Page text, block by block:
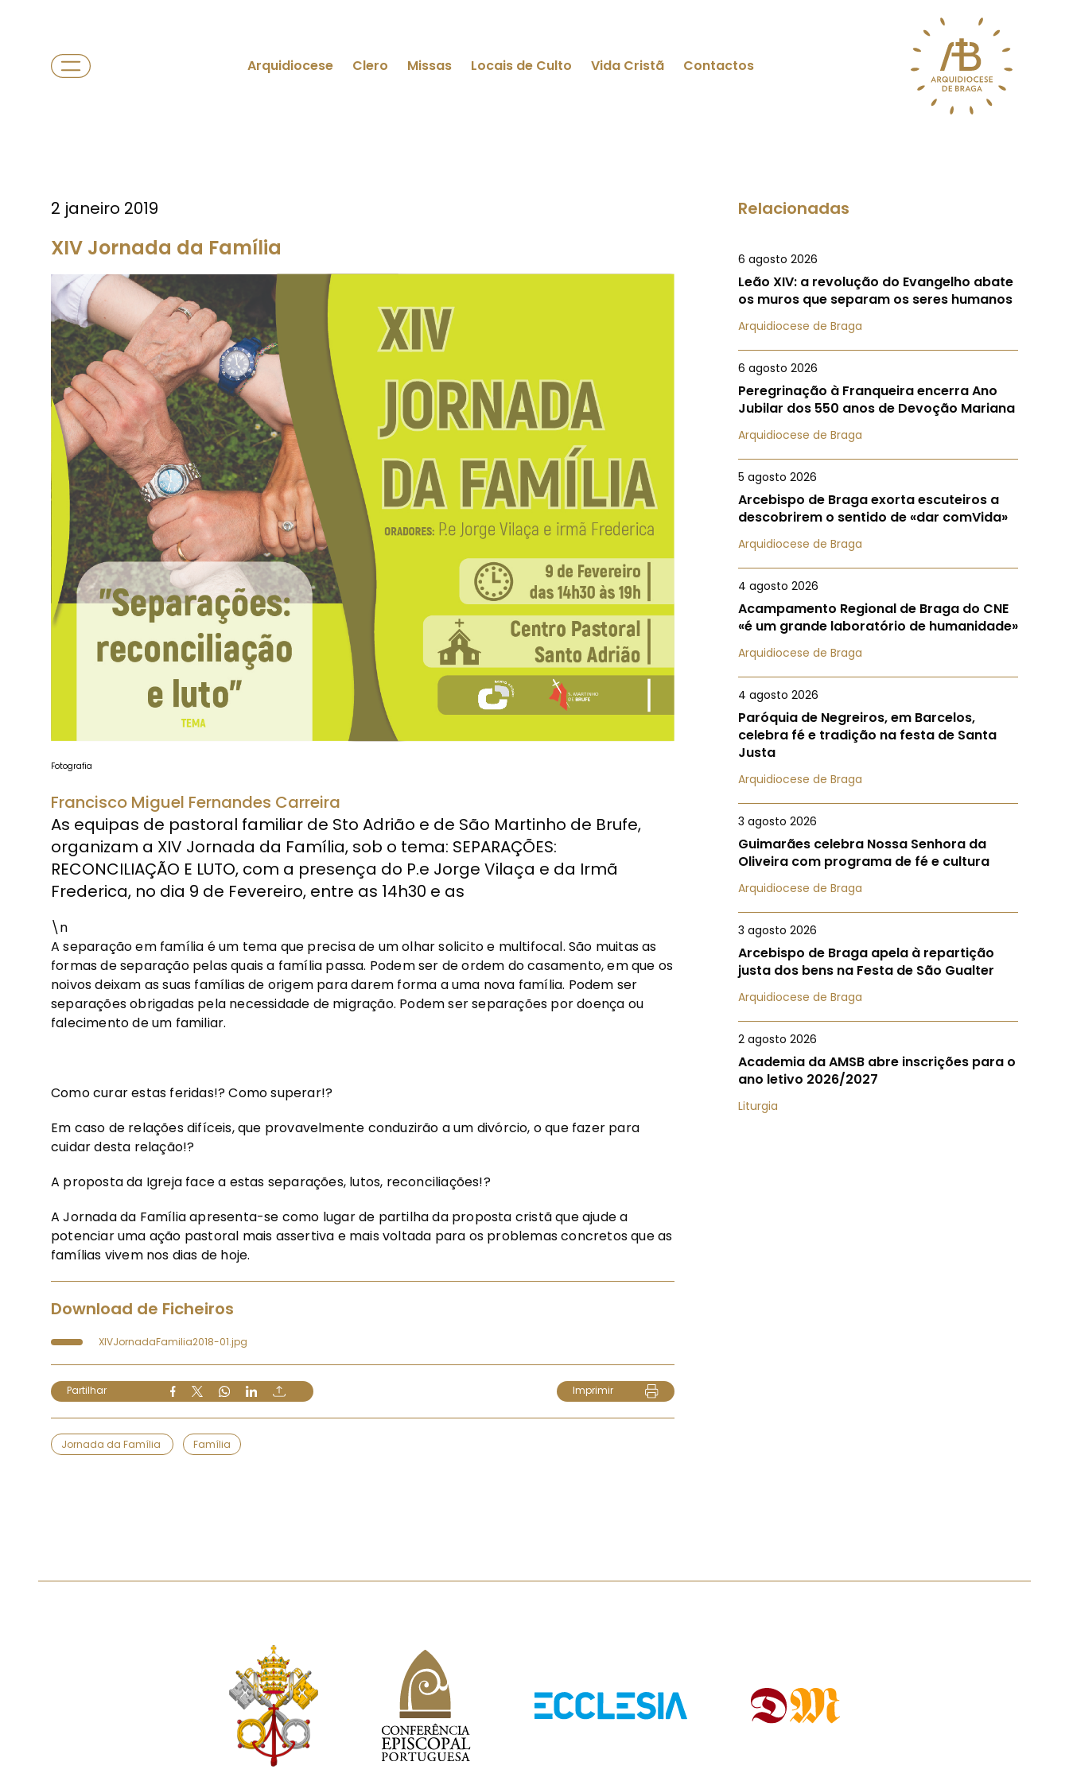
Arquidiocese Clero Missas Locais de Culto Vida Cristã Contactos
2 janeiro 2019
XIV Jornada da Família
Fotografia
Francisco Miguel Fernandes Carreira
As equipas de pastoral familiar de Sto Adrião e de São Martinho de Brufe,
organizam a XIV Jornada da Família, sob o tema: SEPARAÇÕES:
RECONCILIAÇÃO E LUTO, com a presença do P.e Jorge Vilaça e da Irmã
Frederica, no dia 9 de Fevereiro, entre as 14h30 e as
\n
A separação em família é um tema que precisa de um olhar solicito e multifocal. São muitas as
formas de separação pelas quais a família passa. Podem ser de ordem do casamento, em que os
noivos deixam as suas famílias de origem para darem forma a uma nova família. Podem ser
separações obrigadas pela necessidade de migração. Podem ser separações por doença ou
falecimento de um familiar.
Como curar estas feridas!? Como superar!?
Em caso de relações difíceis, que provavelmente conduzirão a um divórcio, o que fazer para
cuidar desta relação!?
A proposta da Igreja face a estas separações, lutos, reconciliações!?
A Jornada da Família apresenta-se como lugar de partilha da proposta cristã que ajude a
potenciar uma ação pastoral mais assertiva e mais voltada para os problemas concretos que as
famílias vivem nos dias de hoje.
Download de Ficheiros
XIVJornadaFamilia2018-01.jpg
Partilhar Imprimir
Jornada da Família Família
Relacionadas
6 agosto 2026
Leão XIV: a revolução do Evangelho abate
os muros que separam os seres humanos
Arquidiocese de Braga
6 agosto 2026
Peregrinação à Franqueira encerra Ano
Jubilar dos 550 anos de Devoção Mariana
Arquidiocese de Braga
5 agosto 2026
Arcebispo de Braga exorta escuteiros a
descobrirem o sentido de «dar comVida»
Arquidiocese de Braga
4 agosto 2026
Acampamento Regional de Braga do CNE
«é um grande laboratório de humanidade»
Arquidiocese de Braga
4 agosto 2026
Paróquia de Negreiros, em Barcelos,
celebra fé e tradição na festa de Santa
Justa
Arquidiocese de Braga
3 agosto 2026
Guimarães celebra Nossa Senhora da
Oliveira com programa de fé e cultura
Arquidiocese de Braga
3 agosto 2026
Arcebispo de Braga apela à repartição
justa dos bens na Festa de São Gualter
Arquidiocese de Braga
2 agosto 2026
Academia da AMSB abre inscrições para o
ano letivo 2026/2027
Liturgia